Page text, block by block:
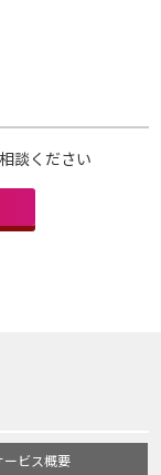
談ください
ービス概要